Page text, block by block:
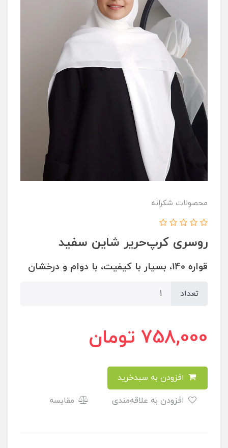
محصولات شکرانه
روسری کرپ‌حریر شاین سفید
قواره 140، بسیار با کیفیت، با دوام و درخشان
تعداد
758,000 تومان
مقایسه